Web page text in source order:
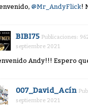
@Mr_AndyFlick!
BIBI75 Publicaciones:
septiembre 2021
Andy!!! Espero
007_David_Acín
septiembre 2021